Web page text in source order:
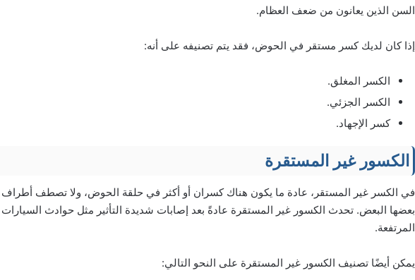
السن الذين يعانون من ضعف العظام.
إذا كان لديك كسر مستقر في الحوض، فقد يتم تصنيفه على أنه:
الكسر المغلق.
الكسر الجزئي.
كسر الإجهاد.
الكسور غير المستقرة
في الكسر غير المستقر، عادة ما يكون هناك كسران أو أكثر في حلقة الحوض، ولا تصطف أطراف
بعضها البعض. تحدث الكسور غير المستقرة عادةً بعد إصابات شديدة التأثير مثل حوادث
المرتفعة.
يمكن أيضًا تصنيف الكسور غير المستقرة على النحو التالي: